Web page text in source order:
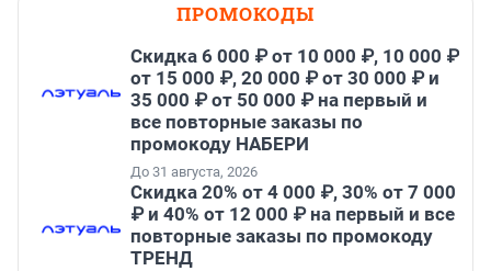
ПРОМОКОДЫ
Скидка 6 000 ₽ от 10 000 ₽, 10 000 ₽
от 15 000 ₽, 20 000 ₽ от 30 000 ₽ и
35 000 ₽ от 50 000 ₽ на первый и
все повторные заказы по
промокоду НАБЕРИ
До 31 августа, 2026
Скидка 20% от 4 000 ₽, 30% от 7 000
₽ и 40% от 12 000 ₽ на первый и все
повторные заказы по промокоду
ТРЕНД